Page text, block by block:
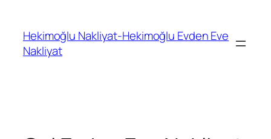
Hekimoğlu Nakliyat-Hekimoğlu Evden Eve
Nakliyat